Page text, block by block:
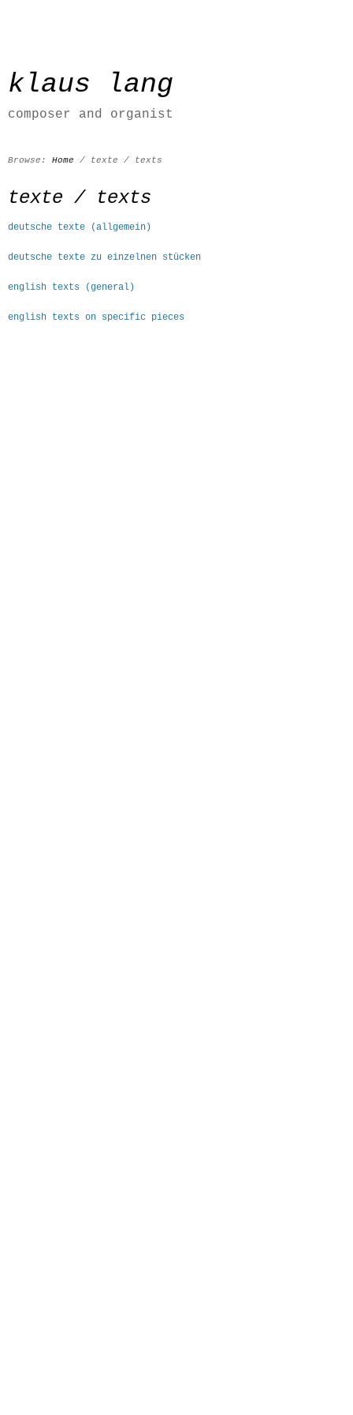
klaus lang
composer and organist
Browse: Home / texte / texts
texte / texts
deutsche texte (allgemein)
deutsche texte zu einzelnen stücken
english texts (general)
english texts on specific pieces